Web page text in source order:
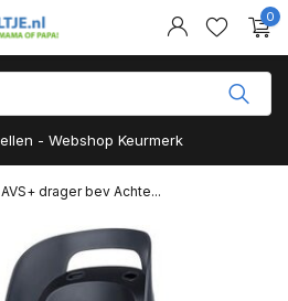
0
- Webshop Keurmerk
drager bev Achte...